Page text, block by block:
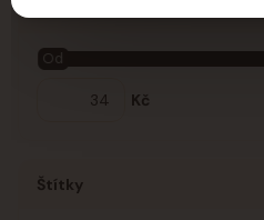
Kč
Od
Štítky